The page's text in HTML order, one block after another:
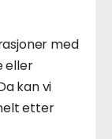
med
eller
kan vi
etter